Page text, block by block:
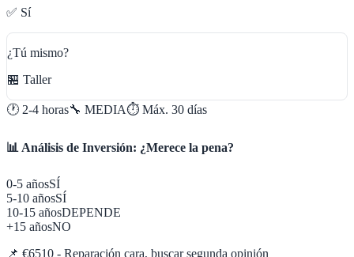
✅ Sí
¿Tú mismo?
🏪 Taller
🕐 2-4 horas🔧 MEDIA⏱️ Máx. 30 días
📊 Análisis de Inversión: ¿Merece la pena?
0-5 añosSÍ
5-10 añosSÍ
10-15 añosDEPENDE
+15 añosNO
📌 €6510 - Reparación cara, buscar segunda opinión